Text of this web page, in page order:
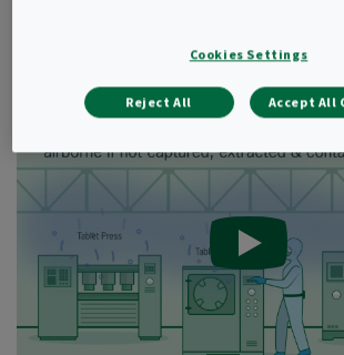
is essential before establishing the
Cookies Settings
Reject All Accept All